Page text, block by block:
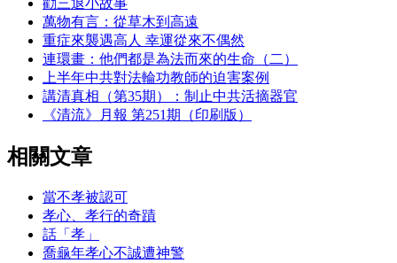
勸三退小故事
萬物有言：從草木到高遠
重症來襲遇高人 幸運從來不偶然
連環畫：他們都是為法而來的生命（二）
上半年中共對法輪功教師的迫害案例
講清真相（第35期）：制止中共活摘器官
《清流》月報 第251期（印刷版）
相關文章
當不孝被認可
孝心、孝行的奇蹟
話「孝」
喬龜年孝心不誠遭神警